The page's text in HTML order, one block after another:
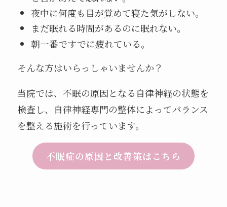
夜中に何度も目が覚めて寝た気がしない。
まだ眠れる時間があるのに眠れない。
朝一番ですでに疲れている。
そんな方はいらっしゃいませんか？
当院では、不眠の原因となる自律神経の状態を
検査し、自律神経専門の整体によってバランス
を整える施術を行っています。
不眠症の原因と改善策はこちら